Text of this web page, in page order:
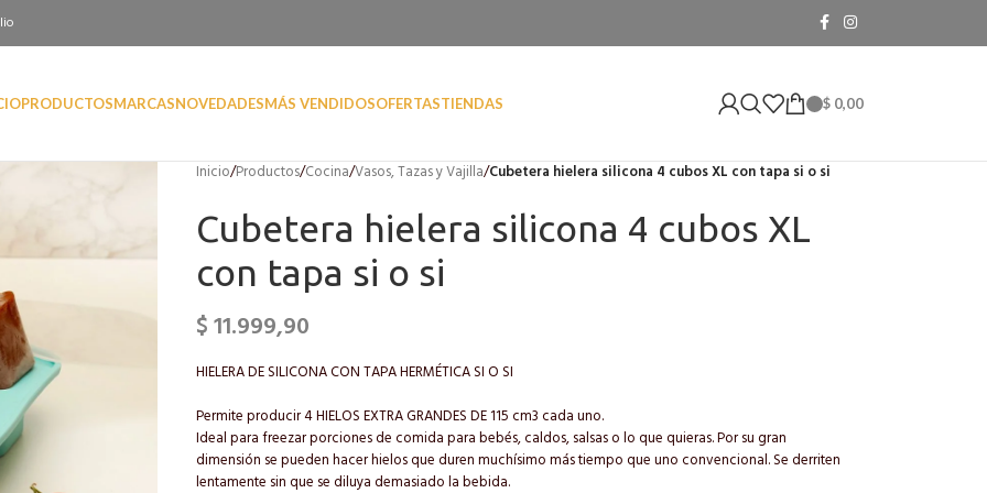
PRODUCTOSMARCASNOVEDADESMÁS VENDIDOSOFERTASTIENDAS $ 0,00
Inicio/Productos/Cocina/Vasos, Tazas y Vajilla/Cubetera hielera silicona 4 cubos XL con tapa si o si
Cubetera hielera silicona 4 cubos XL
con tapa si o si
$11.999,90
HIELERA DE SILICONA CON TAPA HERMÉTICA SI O SI
Permite producir 4 HIELOS EXTRA GRANDES DE 115 cm3 cada uno.
Ideal para freezar porciones de comida para bebés, caldos, salsas o lo que quieras. Por su gran
dimensión se pueden hacer hielos que duren muchísimo más tiempo que uno convencional. Se derriten
lentamente sin que se diluya demasiado la bebida.